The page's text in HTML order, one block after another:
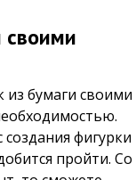
своими
из бумаги своими
фигурки
пройти. Со